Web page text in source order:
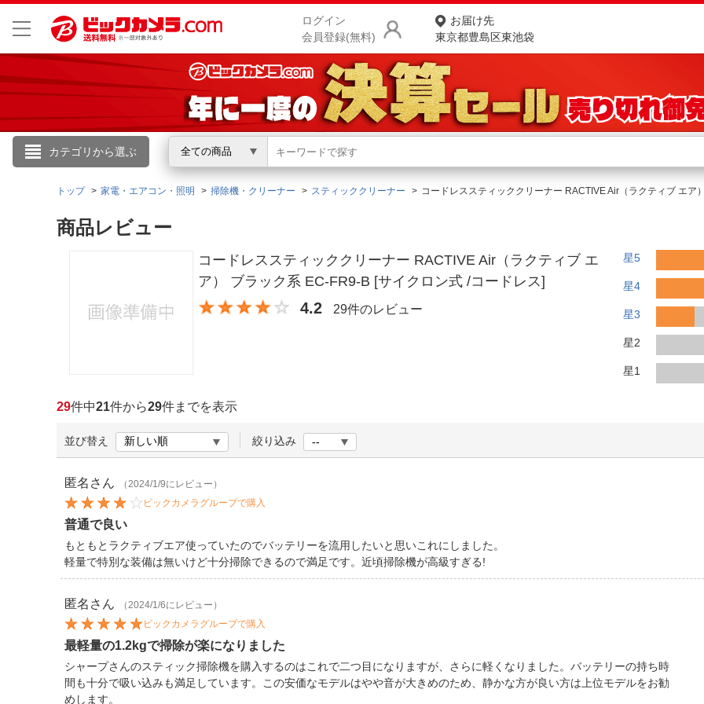
ログイン
会員登録(無料)
お届け先
東京都豊島区東池袋
カテゴリから選ぶ 全ての商品
こんにちは
ログイン
新規会員登録
お買いもの履歴
お知らせ
商品をさがす
ランキングからさがす
お客様サポート
トップ 家電・エアコン・照明 掃除機・クリーナー スティッククリーナー コードレススティッククリーナー RACTIVE Air（ラクティブ エ
商品レビュー
コードレススティッククリーナー RACTIVE Air（ラクティブ エ
ア） ブラック系 EC-FR9-B [サイクロン式 /コードレス]
4.2 29件のレビュー
星5
星4
星3
星2
星1
29件中21件から29件までを表示
並び替え 絞り込み
匿名 さん
（2024/1/9にレビュー）
ビックカメラグループで購入
普通で良い
もともとラクティブエア使っていたのでバッテリーを流用したいと思いこれにしました。
軽量で特別な装備は無いけど十分掃除できるので満足です。近頃掃除機が高級すぎる!
匿名 さん
（2024/1/6にレビュー）
ビックカメラグループで購入
最軽量の1.2kgで掃除が楽になりました
シャープさんのスティック掃除機を購入するのはこれで二つ目になりますが、さらに軽くなりました。バッテリーの持ち時
間も十分で吸い込みも満足しています。この安価なモデルはやや音が大きめのため、静かな方が良い方は上位モデルをお勧
めします。